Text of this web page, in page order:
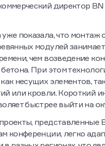
директор
показала, что монтаж
модулей занимает
чем возведение
При этом
несущих элементов,
или кровли. Короткий
быстрее выйти на
представленные
конференции, легко